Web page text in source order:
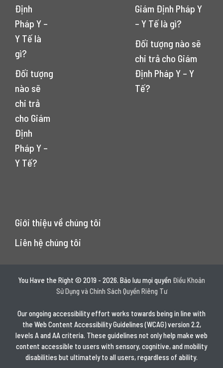
Định
Pháp Y –
Y Tế là
gì?
Đối tượng
nào sẽ
chi trả
cho Giám
Định
Pháp Y –
Y Tế?
Giám Định Pháp Y
– Y Tế là gì?
Đối tượng nào sẽ
chi trả cho Giám
Định Pháp Y – Y
Tế?
Giới thiệu về chúng tôi
Liên hệ chúng tôi
You Have the Right © 2019 - 2026. Bảo lưu mọi quyền Điều Khoản
Sử Dụng và Chính Sách Quyền Riêng Tư
Our ongoing accessibility effort works towards being in line with
the Web Content Accessibility Guidelines (WCAG) version 2.2,
levels A and AA criteria. These guidelines not only help make web
content accessible to users with sensory, cognitive, and mobility
disabilities but ultimately to all users, regardless of ability.